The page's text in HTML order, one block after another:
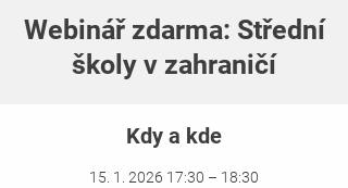
Webinář zdarma: Střední
školy v zahraničí
Kdy a kde
15. 1. 2026 17:30 – 18:30